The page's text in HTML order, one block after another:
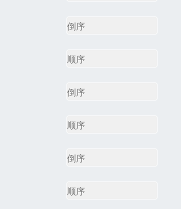
倒序
顺序
倒序
顺序
倒序
顺序